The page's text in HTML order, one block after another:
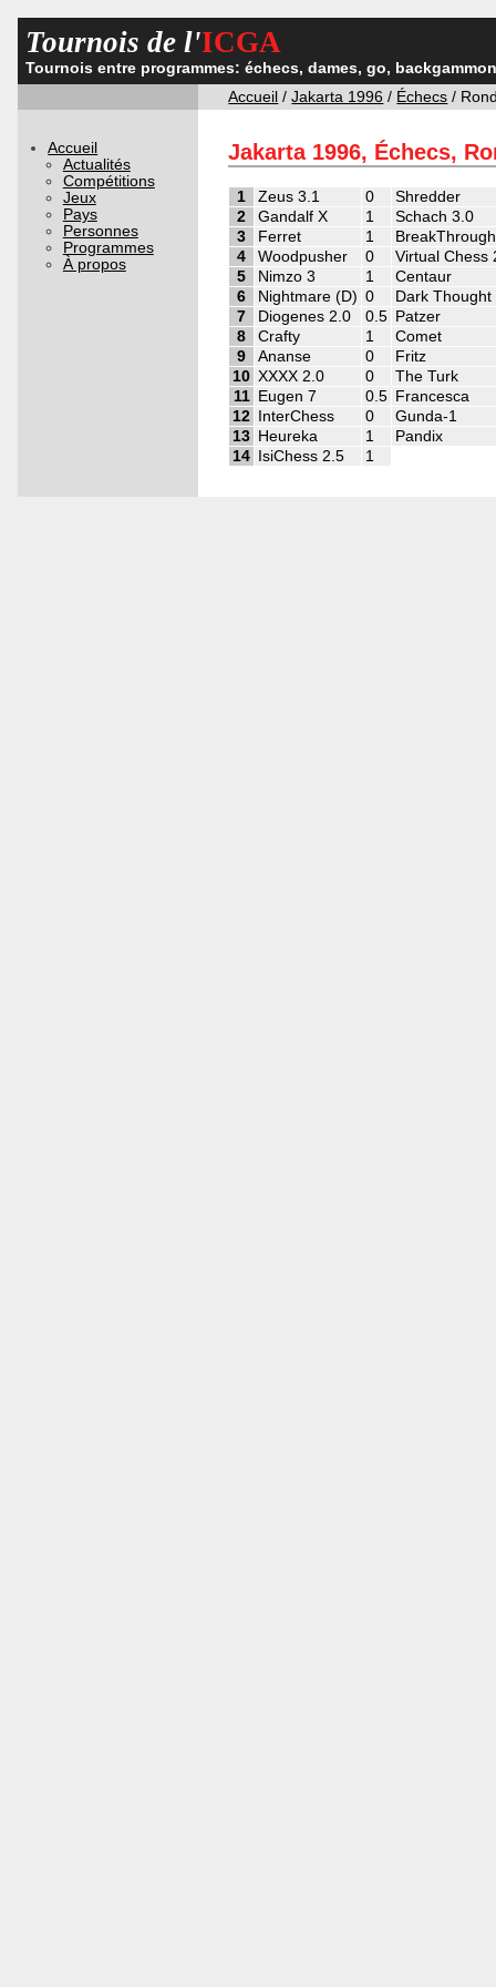
Tournois de l'ICGA
Tournois entre programmes: échecs, dames, go,
Accueil /Jakarta 1996 / Échecs /
Accueil
Actualités
Compétitions
Jeux
Pays
Personnes
Programmes
À propos
Jakarta 1996, Échecs,
1 Zeus 3.1 0
Shredder
2
Gandalf X 1
Schach 3.0
3
Ferret 1
4
Woodpusher 0
Virtual Chess
5
Nimzo 3 1
Centaur
6
Nightmare (D) 0
Dark Thought
7
Diogenes 2.0 0.5 Patzer
8
Crafty 1
Comet
9
Ananse 0
Fritz
10 XXXX 2.0 0
The Turk
11
Eugen 7 0.5 Francesca
12
InterChess 0
Gunda-1
13 Heureka 1
Pandix
14
IsiChess 2.5 1